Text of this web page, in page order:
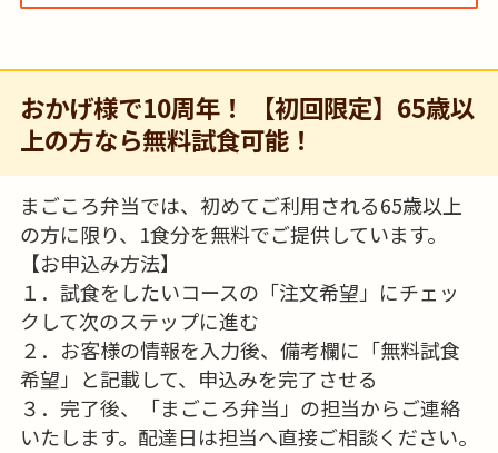
おかげ様で10周年！ 【初回限定】65歳以
上の方なら無料試食可能！
まごころ弁当では、初めてご利用される65歳以上
の方に限り、1食分を無料でご提供しています。
【お申込み方法】
１．試食をしたいコースの「注文希望」にチェッ
クして次のステップに進む
２．お客様の情報を入力後、備考欄に「無料試食
希望」と記載して、申込みを完了させる
３．完了後、「まごころ弁当」の担当からご連絡
いたします。配達日は担当へ直接ご相談ください。